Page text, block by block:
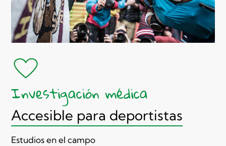
Investigación médica
Accesible para deportistas
Estudios en el campo